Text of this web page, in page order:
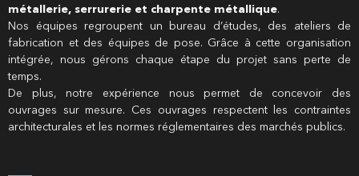
métallerie, serrurerie et charpente métallique.
Nos équipes regroupent un bureau d’études, des ateliers de
fabrication et des équipes de pose. Grâce à cette organisation
intégrée, nous gérons chaque étape du projet sans perte de
temps.
De plus, notre expérience nous permet de concevoir des
ouvrages sur mesure. Ces ouvrages respectent les contraintes
architecturales et les normes réglementaires des marchés publics.